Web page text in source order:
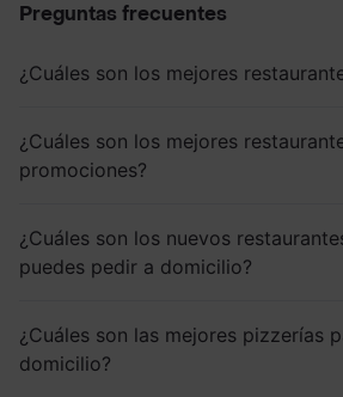
Preguntas frecuentes
¿Cuáles son los mejores
¿Cuáles son los mejores
promociones?
¿Cuáles son los nuevos
puedes pedir a domicilio?
¿Cuáles son las mejores pizzerías
domicilio?